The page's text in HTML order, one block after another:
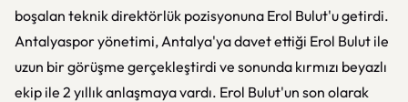
boşalan teknik direktörlük pozisyonuna Erol Bulut'u getirdi.
Antalyaspor yönetimi, Antalya'ya davet ettiği Erol Bulut ile
uzun bir görüşme gerçekleştirdi ve sonunda kırmızı beyazlı
ekip ile 2 yıllık anlaşmaya vardı. Erol Bulut'un son olarak